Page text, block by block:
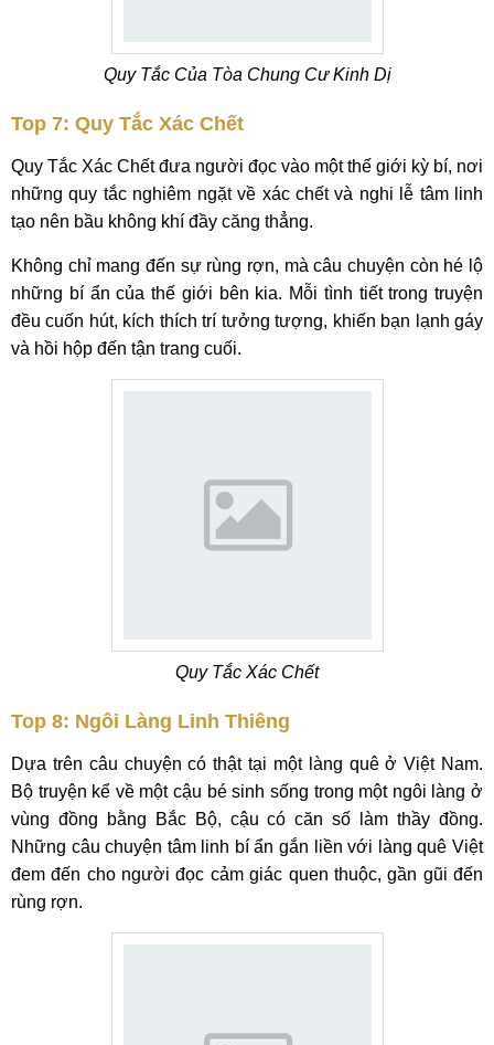
Quy Tắc Của Tòa Chung Cư Kinh Dị
Top 7: Quy Tắc Xác Chết
Quy Tắc Xác Chết đưa người đọc vào một thế giới kỳ bí, nơi
những quy tắc nghiêm ngặt về xác chết và nghi lễ tâm linh
tạo nên bầu không khí đầy căng thẳng.
Không chỉ mang đến sự rùng rợn, mà câu chuyện còn hé lộ
những bí ẩn của thế giới bên kia. Mỗi tình tiết trong truyện
đều cuốn hút, kích thích trí tưởng tượng, khiến bạn lạnh gáy
và hồi hộp đến tận trang cuối.
Quy Tắc Xác Chết
Top 8: Ngôi Làng Linh Thiêng
Dựa trên câu chuyện có thật tại một làng quê ở Việt Nam.
Bộ truyện kể về một cậu bé sinh sống trong một ngôi làng ở
vùng đồng bằng Bắc Bộ, cậu có căn số làm thầy đồng.
Những câu chuyện tâm linh bí ẩn gắn liền với làng quê Việt
đem đến cho người đọc cảm giác quen thuộc, gần gũi đến
rùng rợn.